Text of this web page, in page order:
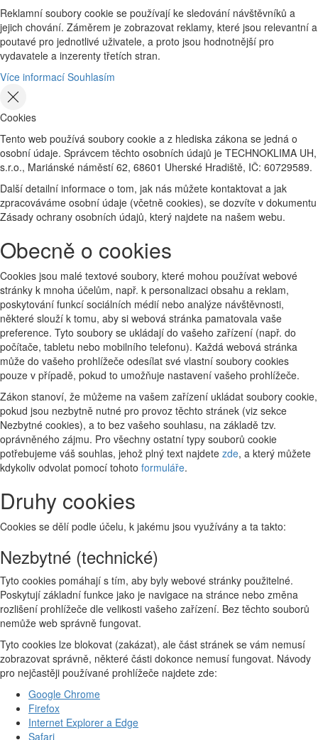
Reklamní soubory cookie se používají ke sledování návštěvníků a
jejich chování. Záměrem je zobrazovat reklamy, které jsou relevantní a
poutavé pro jednotlivé uživatele, a proto jsou hodnotnější pro
vydavatele a inzerenty třetích stran.
Více informací Souhlasím
Cookies
Tento web používá soubory cookie a z hlediska zákona se jedná o
osobní údaje. Správcem těchto osobních údajů je TECHNOKLIMA UH,
s.r.o., Mariánské náměstí 62, 68601 Uherské Hradiště, IČ: 60729589.
Další detailní informace o tom, jak nás můžete kontaktovat a jak
zpracováváme osobní údaje (včetně cookies), se dozvíte v dokumentu
Zásady ochrany osobních údajů, který najdete na našem webu.
Obecně o cookies
Cookies jsou malé textové soubory, které mohou používat webové
stránky k mnoha účelům, např. k personalizaci obsahu a reklam,
poskytování funkcí sociálních médií nebo analýze návštěvnosti,
některé slouží k tomu, aby si webová stránka pamatovala vaše
preference. Tyto soubory se ukládají do vašeho zařízení (např. do
počítače, tabletu nebo mobilního telefonu). Každá webová stránka
může do vašeho prohlížeče odesílat své vlastní soubory cookies
pouze v případě, pokud to umožňuje nastavení vašeho prohlížeče.
Zákon stanoví, že můžeme na vašem zařízení ukládat soubory cookie,
pokud jsou nezbytně nutné pro provoz těchto stránek (viz sekce
Nezbytné cookies), a to bez vašeho souhlasu, na základě tzv.
oprávněného zájmu. Pro všechny ostatní typy souborů cookie
potřebujeme váš souhlas, jehož plný text najdete zde, a který můžete
kdykoliv odvolat pomocí tohoto formuláře.
Druhy cookies
Cookies se dělí podle účelu, k jakému jsou využívány a ta takto:
Nezbytné (technické)
Tyto cookies pomáhají s tím, aby byly webové stránky použitelné.
Poskytují základní funkce jako je navigace na stránce nebo změna
rozlišení prohlížeče dle velikosti vašeho zařízení. Bez těchto souborů
nemůže web správně fungovat.
Tyto cookies lze blokovat (zakázat), ale část stránek se vám nemusí
zobrazovat správně, některé části dokonce nemusí fungovat. Návody
pro nejčastěji používané prohlížeče najdete zde:
Google Chrome
Firefox
Internet Explorer a Edge
Safari